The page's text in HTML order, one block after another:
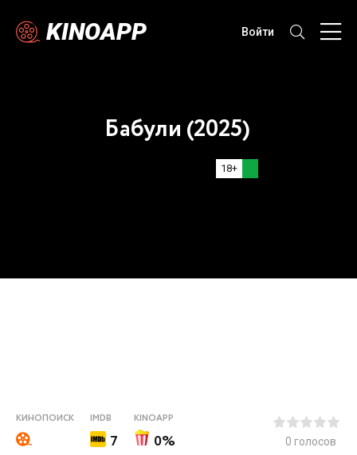
KINOAPP Войти
Бабули (2025)
18+
КИНОПОИСК IMDB
7
KINOAPP
0% 0 голосов